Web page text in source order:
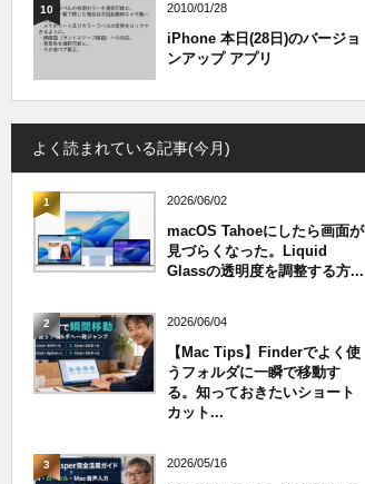
10 2010/01/28
iPhone 本日(28日)のバージョ
ンアップ アプリ
よく読まれている記事(今月)
1 2026/06/02
macOS Tahoeにしたら画面が
見づらくなった。Liquid
Glassの透明度を調整する方...
2 2026/06/04
【Mac Tips】Finderでよく使
うフォルダに一瞬で移動す
る。知っておきたいショート
カット...
3 2026/05/16